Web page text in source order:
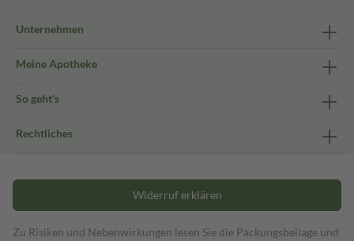
Unternehmen
Meine Apotheke
So geht's
Rechtliches
Widerruf erklären
Zu Risiken und Nebenwirkungen lesen Sie die Packungsbeilage und